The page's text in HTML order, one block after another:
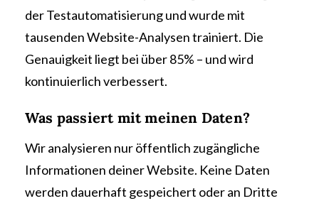
der Testautomatisierung und wurde mit
tausenden Website-Analysen trainiert. Die
Genauigkeit liegt bei über 85% – und wird
kontinuierlich verbessert.
Was passiert mit meinen Daten?
Wir analysieren nur öffentlich zugängliche
Informationen deiner Website. Keine Daten
werden dauerhaft gespeichert oder an Dritte